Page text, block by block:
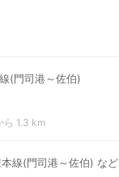
(門司港～佐伯)
ら 1.3 km
本線(門司港～佐伯) など